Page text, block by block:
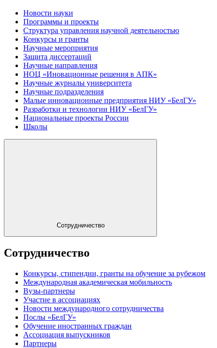
Новости науки
Программы и проекты
Структура управления научной деятельностью
Конкурсы и гранты
Научные мероприятия
Защита диссертаций
Научные направления
НОЦ «Иновационные решения в АПК»
Научные журналы университета
Научные подразделения
Малые инновационные предприятия НИУ «БелГУ»
Разработки и технологии НИУ «БелГУ»
Национальные проекты России
Школы
Сотрудничество
Сотрудничество
Конкурсы, стипендии, гранты на обучение за рубежом
Международная академическая мобильность
Вузы-партнеры
Участие в ассоциациях
Новости международного сотрудничества
Послы «БелГУ»
Обучение иностранных граждан
Ассоциация выпускников
Партнеры